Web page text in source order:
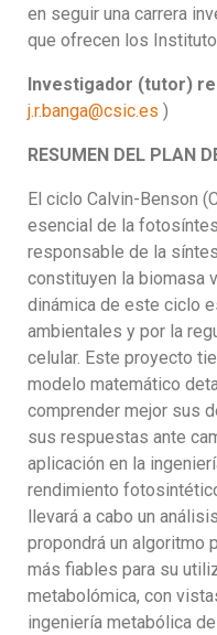
en seguir una carrera
que ofrecen los
Investigador (tutor)
j.r.banga@csic.es )
RESUMEN DEL PLAN
El ciclo Calvin-Benson
esencial de la
responsable de la
constituyen la biomasa
dinámica de este ciclo
ambientales y por la
celular. Este proyecto
modelo matemático
comprender mejor sus
sus respuestas ante
aplicación en la
rendimiento
llevará a cabo un
propondrá un algoritmo
más fiables para su
metabolómica, con
ingeniería metabólica